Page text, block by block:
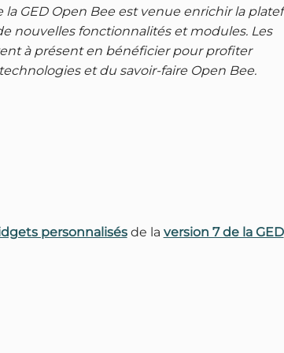
la GED Open Bee est venue enrichir la
nouvelles fonctionnalités et modules. Les
à présent en bénéficier pour profiter
et du savoir-faire Open Bee.
personnalisésde la version 7 de la GED